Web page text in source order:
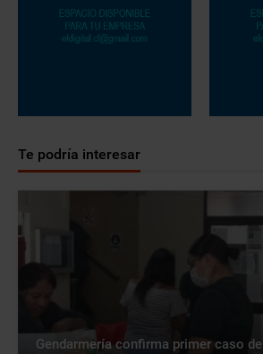
Te podría interesar
Gendarmería confirma primer caso de